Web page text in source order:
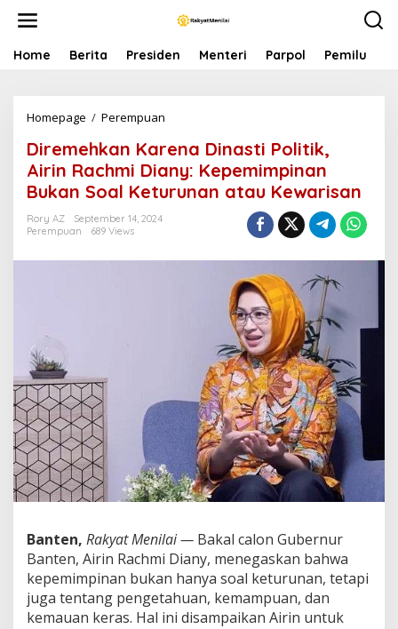
Home Berita Presiden Menteri Parpol Pemilu
Homepage / Perempuan
r
e
m
e
n
n
a
t
i
P
o
i
t
k
,
A
Diremehkan Karena Dinasti Politik,
Airin Rachmi Diany: Kepemimpinan
Bukan Soal Keturunan atau Kewarisan
Rory AZ
September 14, 2024
Perempuan
689 Views
Banten, Rakyat Menilai — Bakal calon Gubernur
Banten, Airin Rachmi Diany, menegaskan bahwa
kepemimpinan bukan hanya soal keturunan, tetapi
juga tentang pengetahuan, kemampuan, dan
kemauan keras. Hal ini disampaikan Airin untuk